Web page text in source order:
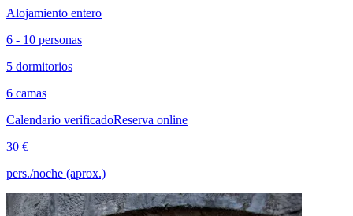
Alojamiento entero
6 - 10 personas
5 dormitorios
6 camas
Calendario verificadoReserva online
30 €
pers./noche (aprox.)